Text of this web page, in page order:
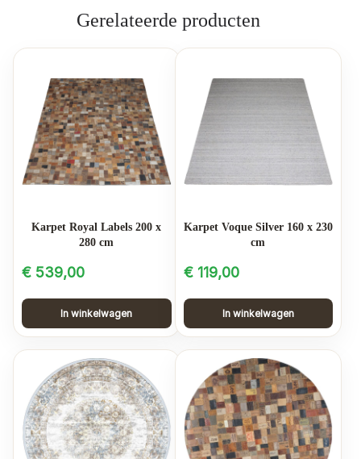
Gerelateerde producten
Karpet Royal Labels 200 x
280 cm
€ 539,00
In winkelwagen
Karpet Voque Silver 160 x 230
cm
€119,00
In winkelwagen